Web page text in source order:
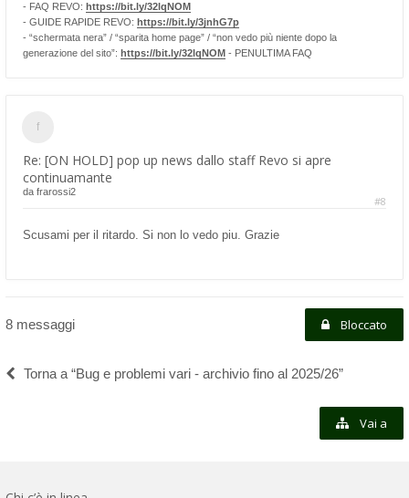
- FAQ REVO: https://bit.ly/32lqNOM
- GUIDE RAPIDE REVO: https://bit.ly/3jnhG7p
- “schermata nera” / “sparita home page” / “non vedo più niente dopo la
generazione del sito”: https://bit.ly/32lqNOM - PENULTIMA FAQ
Re: [ON HOLD] pop up news dallo staff Revo si apre
continuamante
#8
da frarossi2
Scusami per il ritardo. Si non lo vedo piu. Grazie
8 messaggi Bloccato
Torna a “Bug e problemi vari - archivio fino al 2025/26”
Vai a